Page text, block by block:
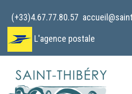
(+33)4.67.77.80.57
L'agence postale